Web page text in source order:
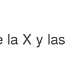
la X y las